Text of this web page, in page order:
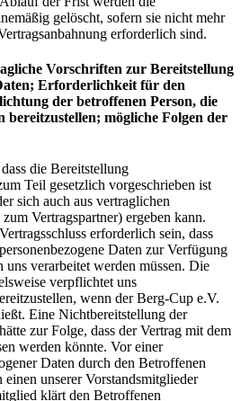
gelöscht, sofern sie nicht mehr
erforderlich sind.
Vorschriften zur Bereitstellung
Erforderlichkeit für den
der betroffenen Person, die
bereitzustellen; mögliche Folgen der
die Bereitstellung
Teil gesetzlich vorgeschrieben ist
sich auch aus vertraglichen
Vertragspartner) ergeben kann.
erforderlich sein, dass
Daten zur Verfügung
verarbeitet werden müssen. Die
verpflichtet uns
wenn der Berg-Cup e.V.
Eine Nichtbereitstellung der
zur Folge, dass der Vertrag mit dem
werden könnte. Vor einer
Daten durch den Betroffenen
unserer Vorstandsmitglieder
klärt den Betroffenen